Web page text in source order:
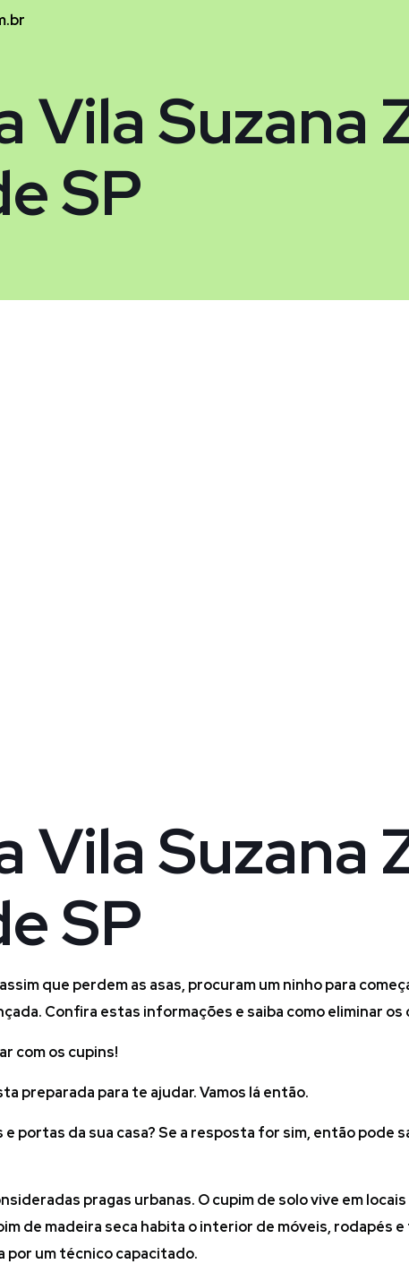
Vila Suzana
SP
Vila Suzana
SP
que perdem as asas, procuram um ninho para
Confira estas informações e saiba como eliminar os
com os cupins!
preparada para te ajudar. Vamos lá então.
portas da sua casa? Se a resposta for sim, então pode
pragas urbanas. O cupim de solo vive em
de madeira seca habita o interior de móveis, rodapés
por um técnico capacitado.